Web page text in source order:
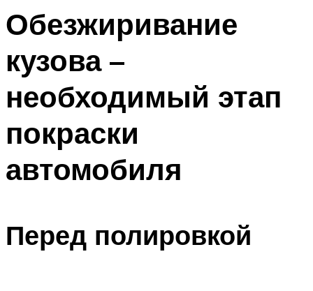
Обезжиривание
кузова –
необходимый этап
покраски
автомобиля
Перед полировкой